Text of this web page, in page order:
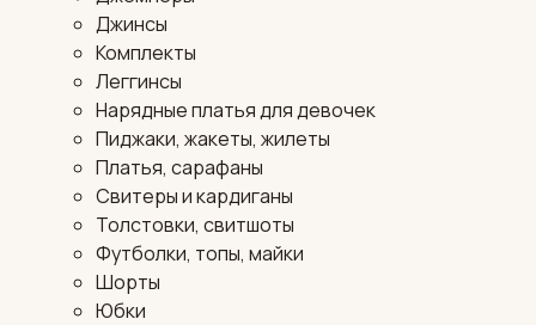
Джинсы
Комплекты
Леггинсы
Нарядные платья для девочек
Пиджаки, жакеты, жилеты
Платья, сарафаны
Свитеры и кардиганы
Толстовки, свитшоты
Футболки, топы, майки
Шорты
Юбки